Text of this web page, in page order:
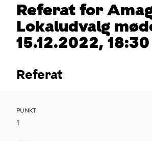
Referat for
Lokaludvalg
15.12.2022, 18:30
Referat
PUNKT
1